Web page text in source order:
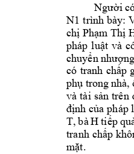
Người
N1 trình bày:
chị Phạm Thị
pháp luật và
chuyển
có tranh chấp
phụ trong nhà,
và tài sản trên
định của pháp
T, bà H tiếp
tranh chấp
mặt.